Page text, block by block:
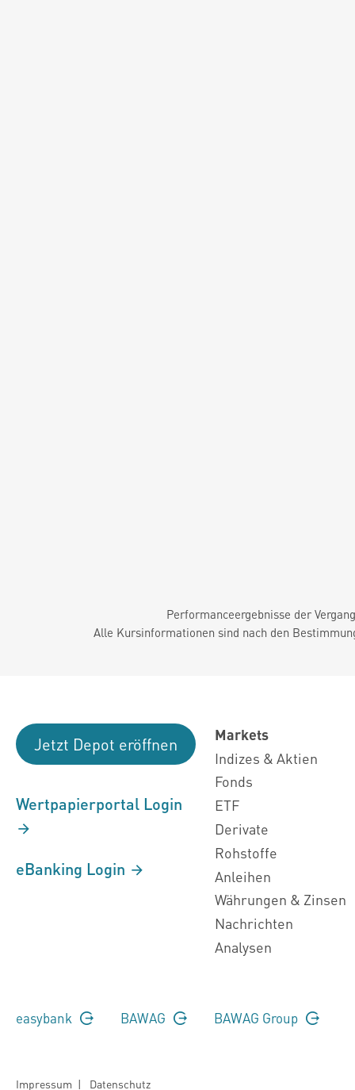
Performanceergebnisse der
Alle Kursinformationen sind nach den
Jetzt Depot eröffnen
Wertpapierportal Login
eBanking Login
Markets
Indizes & Aktien
Fonds
ETF
Derivate
Rohstoffe
Anleihen
Währungen & Zinsen
Nachrichten
Analysen
easybank BAWAG BAWAG Group
Impressum | Datenschutz